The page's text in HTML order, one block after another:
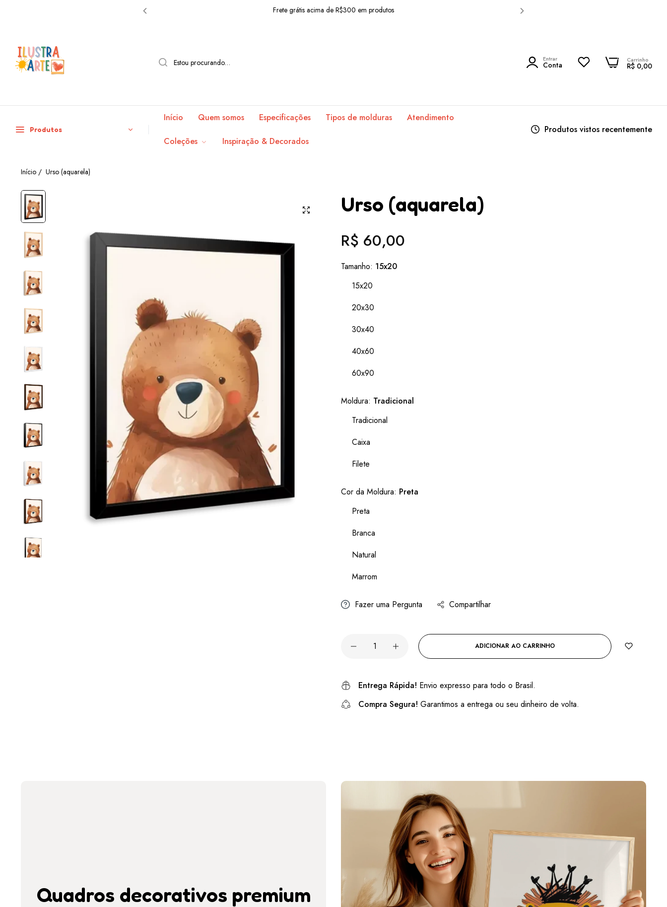
Frete grátis acima de R$300 em produtos
Frete grátis acima de R$300 em produtos
Entrar
Conta
0 Carrinho
R$ 0,00
0
Produtos
Início Quem somos Especificações Tipos de molduras Atendimento
Coleções Inspiração & Decorados
Produtos vistos recentemente
Início / Urso (aquarela)
Urso (aquarela)
Preço
normal
R$ 60,00
Tamanho: 15x20
15x20
20x30
30x40
40x60
60x90
Moldura: Tradicional
Tradicional
Caixa
Filete
Cor da Moldura: Preta
Preta
Branca
Natural
Marrom
Fazer uma Pergunta Compartilhar
ADICIONAR AO CARRINHO
Entrega Rápida! Envio expresso para todo o Brasil.
Compra Segura! Garantimos a entrega ou seu dinheiro de volta.
Quadros decorativos premium